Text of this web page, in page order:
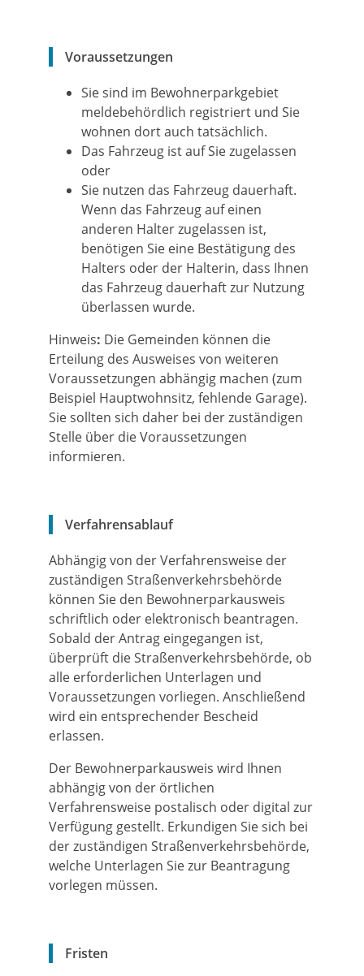
Voraussetzungen
Sie sind im Bewohnerparkgebiet
meldebehördlich registriert und Sie
wohnen dort auch tatsächlich.
Das Fahrzeug ist auf Sie zugelassen
oder
Sie nutzen das Fahrzeug dauerhaft.
Wenn das Fahrzeug auf einen
anderen Halter zugelassen ist,
benötigen Sie eine Bestätigung des
Halters oder der Halterin, dass Ihnen
das Fahrzeug dauerhaft zur Nutzung
überlassen wurde.
Hinweis: Die Gemeinden können die
Erteilung des Ausweises von weiteren
Voraussetzungen abhängig machen (zum
Beispiel Hauptwohnsitz, fehlende Garage).
Sie sollten sich daher bei der zuständigen
Stelle über die Voraussetzungen
informieren.
Verfahrensablauf
Abhängig von der Verfahrensweise der
zuständigen Straßenverkehrsbehörde
können Sie den Bewohnerparkausweis
schriftlich oder elektronisch beantragen.
Sobald der Antrag eingegangen ist,
überprüft die Straßenverkehrsbehörde, ob
alle erforderlichen Unterlagen und
Voraussetzungen vorliegen. Anschließend
wird ein entsprechender Bescheid
erlassen.
Der Bewohnerparkausweis wird Ihnen
abhängig von der örtlichen
Verfahrensweise postalisch oder digital zur
Verfügung gestellt. Erkundigen Sie sich bei
der zuständigen Straßenverkehrsbehörde,
welche Unterlagen Sie zur Beantragung
vorlegen müssen.
Fristen